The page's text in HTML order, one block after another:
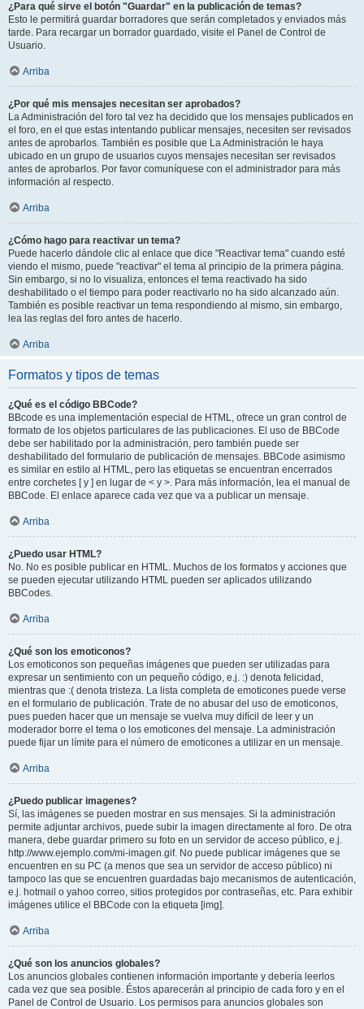
¿Para qué sirve el botón "Guardar" en la publicación de temas?
Esto le permitirá guardar borradores que serán completados y enviados más
tarde. Para recargar un borrador guardado, visite el Panel de Control de
Usuario.
Arriba
¿Por qué mis mensajes necesitan ser aprobados?
La Administración del foro tal vez ha decidido que los mensajes publicados en
el foro, en el que estas intentando publicar mensajes, necesiten ser revisados
antes de aprobarlos. También es posible que La Administración le haya
ubicado en un grupo de usuarios cuyos mensajes necesitan ser revisados
antes de aprobarlos. Por favor comuníquese con el administrador para más
información al respecto.
Arriba
¿Cómo hago para reactivar un tema?
Puede hacerlo dándole clic al enlace que dice "Reactivar tema" cuando esté
viendo el mismo, puede "reactivar" el tema al principio de la primera página.
Sin embargo, si no lo visualiza, entonces el tema reactivado ha sido
deshabilitado o el tiempo para poder reactivarlo no ha sido alcanzado aún.
También es posible reactivar un tema respondiendo al mismo, sin embargo,
lea las reglas del foro antes de hacerlo.
Arriba
Formatos y tipos de temas
¿Qué es el código BBCode?
BBcode es una implementación especial de HTML, ofrece un gran control de
formato de los objetos particulares de las publicaciones. El uso de BBCode
debe ser habilitado por la administración, pero también puede ser
deshabilitado del formulario de publicación de mensajes. BBCode asimismo
es similar en estilo al HTML, pero las etiquetas se encuentran encerrados
entre corchetes [ y ] en lugar de < y >. Para más información, lea el manual de
BBCode. El enlace aparece cada vez que va a publicar un mensaje.
Arriba
¿Puedo usar HTML?
No. No es posible publicar en HTML. Muchos de los formatos y acciones que
se pueden ejecutar utilizando HTML pueden ser aplicados utilizando
BBCodes.
Arriba
¿Qué son los emoticonos?
Los emoticonos son pequeñas imágenes que pueden ser utilizadas para
expresar un sentimiento con un pequeño código, e.j. :) denota felicidad,
mientras que :( denota tristeza. La lista completa de emoticones puede verse
en el formulario de publicación. Trate de no abusar del uso de emoticonos,
pues pueden hacer que un mensaje se vuelva muy difícil de leer y un
moderador borre el tema o los emoticones del mensaje. La administración
puede fijar un límite para el número de emoticones a utilizar en un mensaje.
Arriba
¿Puedo publicar imagenes?
Sí, las imágenes se pueden mostrar en sus mensajes. Si la administración
permite adjuntar archivos, puede subir la imagen directamente al foro. De otra
manera, debe guardar primero su foto en un servidor de acceso público, e.j.
http://www.ejemplo.com/mi-imagen.gif. No puede publicar imágenes que se
encuentren en su PC (a menos que sea un servidor de acceso público) ni
tampoco las que se encuentren guardadas bajo mecanismos de autenticación,
e.j. hotmail o yahoo correo, sitios protegidos por contraseñas, etc. Para exhibir
imágenes utilice el BBCode con la etiqueta [img].
Arriba
¿Qué son los anuncios globales?
Los anuncios globales contienen información importante y debería leerlos
cada vez que sea posible. Éstos aparecerán al principio de cada foro y en el
Panel de Control de Usuario. Los permisos para anuncios globales son